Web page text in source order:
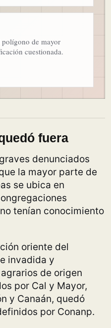
polígono de mayor
cuestionada.
fuera
denunciados
la mayor parte de
se ubica en
tenían conocimiento
oriente del
invadida y
de origen
por Cal y Mayor,
y Canaán, quedó
por Conanp.